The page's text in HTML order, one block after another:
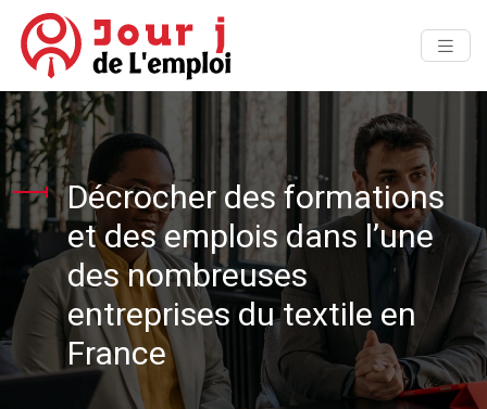
Décrocher des formations
et des emplois dans l’une
des nombreuses
entreprises du textile en
France